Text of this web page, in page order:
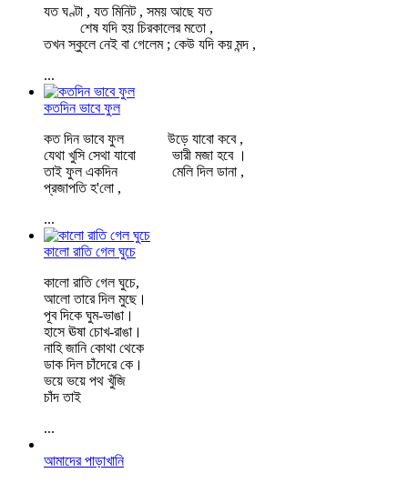
যত ঘণ্টা , যত মিনিট , সময় আছে যত
শেষ যদি হয় চিরকালের মতো ,
তখন স্কুলে নেই বা গেলেম ; কেউ যদি কয় মন্দ ,
...
কতদিন ভাবে ফুল
কত দিন ভাবে ফুল উড়ে যাবো কবে ,
যেথা খুসি সেথা যাবো ভারী মজা হবে ।
তাই ফুল একদিন মেলি দিল ডানা ,
প্রজাপতি হ'লো ,
...
কালো রাতি গেল ঘুচে
কালো রাতি গেল ঘুচে,
আলো তারে দিল মুছে।
পূব দিকে ঘুম-ভাঙা।
হাসে ঊষা চোখ-রাঙা।
নাহি জানি কোথা থেকে
ডাক দিল চাঁদেরে কে।
ভয়ে ভয়ে পথ খুঁজি
চাঁদ তাই
...
আমাদের পাড়াখানি